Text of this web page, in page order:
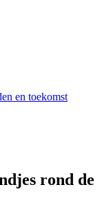
en toekomst
rond de